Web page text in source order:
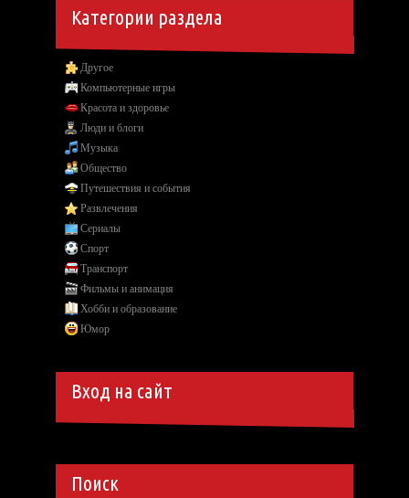
Категории раздела
Другое
Компьютерные игры
Красота и здоровье
Люди и блоги
Музыка
Общество
Путешествия и события
Развлечения
Сериалы
Спорт
Транспорт
Фильмы и анимация
Хобби и образование
Юмор
Вход на сайт
Поиск